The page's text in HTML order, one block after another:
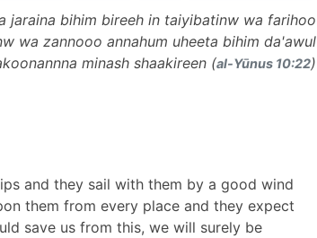
jaraina bihim bireeh in taiyibatinw wa farihoo
wa zannooo annahum uheeta bihim da'awul
minash shaakireen (al-Yūnus 10:22)
and they sail with them by a good wind
them from every place and they expect
save us from this, we will surely be